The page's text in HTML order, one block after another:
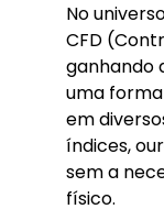
No
CFD
ganhando
uma
em
índices,
sem a
físico.